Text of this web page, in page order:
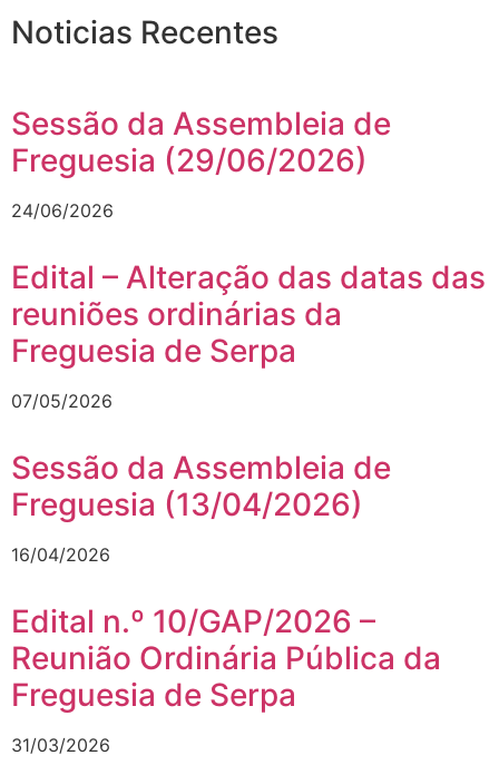
Noticias Recentes
Sessão da Assembleia de
Freguesia (29/06/2026)
24/06/2026
Edital – Alteração das datas das
reuniões ordinárias da
Freguesia de Serpa
07/05/2026
Sessão da Assembleia de
Freguesia (13/04/2026)
16/04/2026
Edital n.º 10/GAP/2026 –
Reunião Ordinária Pública da
Freguesia de Serpa
31/03/2026